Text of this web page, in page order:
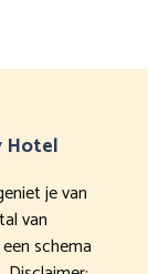
Hotel
je van
van
schema